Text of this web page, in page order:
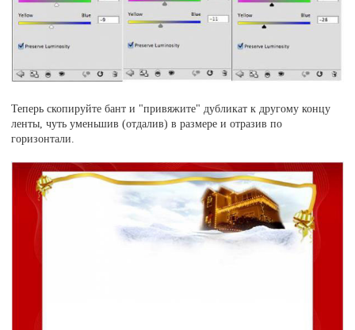
Теперь скопируйте бант и "привяжите" дубликат к другому концу
ленты, чуть уменьшив (отдалив) в размере и отразив по
горизонтали.